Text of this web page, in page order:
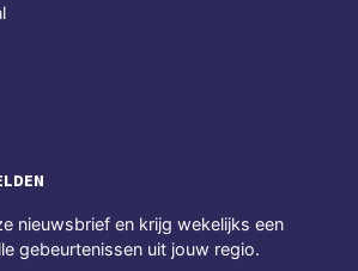
nieuwsbrief en krijg wekelijks een
gebeurtenissen uit jouw regio.